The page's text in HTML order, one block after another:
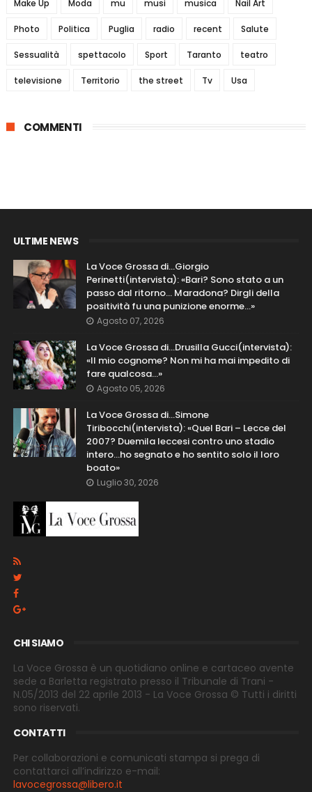
Make Up Moda mu musi musica Nail Art
Photo Politica Puglia radio recent Salute
Sessualità spettacolo Sport Taranto teatro
televisione Territorio the street Tv Usa
COMMENTI
ULTIME NEWS
La Voce Grossa di…Giorgio
Perinetti(intervista): «Bari? Sono stato a un
passo dal ritorno... Maradona? Dirgli della
positività fu una punizione enorme…»
Agosto 07, 2026
La Voce Grossa di…Drusilla Gucci(intervista):
«Il mio cognome? Non mi ha mai impedito di
fare qualcosa…»
Agosto 05, 2026
La Voce Grossa di…Simone
Tiribocchi(intervista): «Quel Bari – Lecce del
2007? Duemila leccesi contro uno stadio
intero...ho segnato e ho sentito solo il loro
boato»
Luglio 30, 2026
CHI SIAMO
La Voce Grossa è un quotidiano online e cartaceo avente
sede a Barletta registrato presso il Tribunale di Trani -
N.05/2013 del 22 aprile 2013 - La Voce Grossa © Tutti i diritti
sono riservati.
CONTATTI
Per collaborazioni e comunicati stampa si prega di
contattarci all’indirizzo e-mail:
lavocegrossa@libero.it